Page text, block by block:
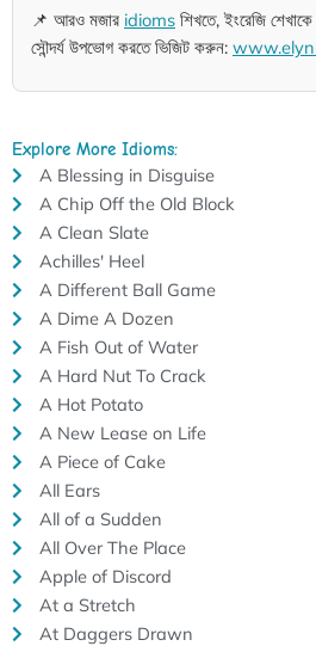
📌 আরও মজার idioms শিখতে, ইংরেজি
সৌন্দর্য উপভোগ করতে ভিজিট করুন:
Explore More Idioms:
A Blessing in Disguise
A Chip Off the Old Block
A Clean Slate
Achilles' Heel
A Different Ball Game
A Dime A Dozen
A Fish Out of Water
A Hard Nut To Crack
A Hot Potato
A New Lease on Life
A Piece of Cake
All Ears
All of a Sudden
All Over The Place
Apple of Discord
At a Stretch
At Daggers Drawn